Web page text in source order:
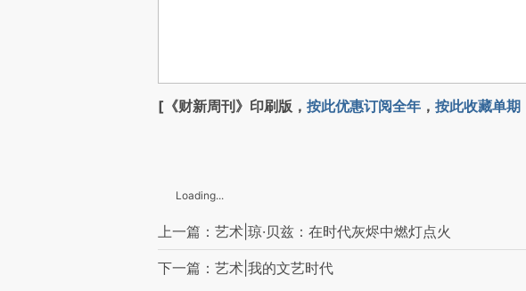
[《财新周刊》印刷版， 按此优惠订阅全年 ， 按此收藏单期
Loading...
上一篇：艺术|琼·贝兹：在时代灰烬中燃灯点火
下一篇：艺术|我的文艺时代